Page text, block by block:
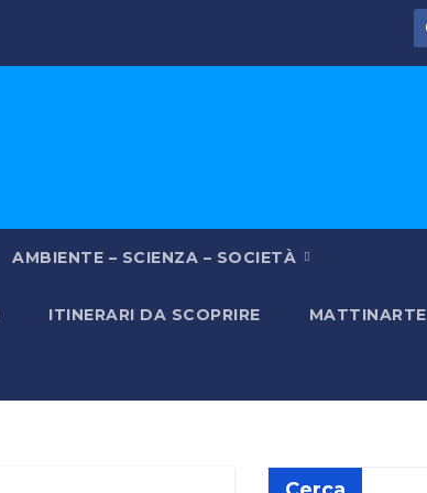
AMBIENTE – SCIENZA – SOCIETÀ
ITINERARI DA SCOPRIRE MATTINARTE